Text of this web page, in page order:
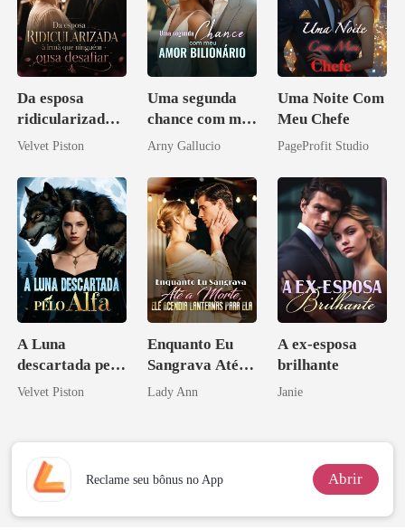
Da esposa
ridicularizada à
irmã que
desafiar
Velvet Piston
Uma segunda
chance com meu
amor bilionário
Arny Gallucio
Uma Noite Com
Meu Chefe
PageProfit Studio
A Luna
descartada pelo
Alfa
Velvet Piston
Enquanto Eu
Sangrava Até a
Morte, Ele
Ela
Lady Ann
A ex-esposa
brilhante
Janie
Reclame seu bônus no App Abrir